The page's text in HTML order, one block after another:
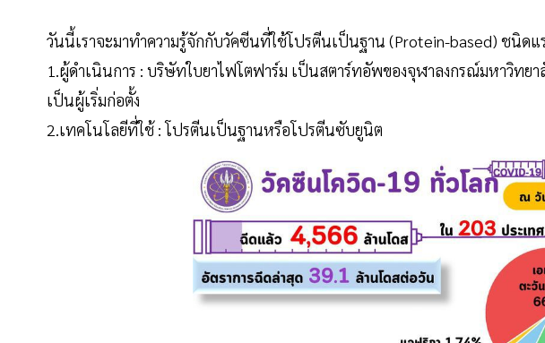
วันนี้เราจะมาทำความรู้จักกับวัคซีนที่ใช้โปรตีนเป็นฐาน (Protein-based) ชนิด
1.ผู้ดำเนินการ : บริษัทใบยาไฟโตฟาร์ม เป็นสตาร์ทอัพของจุฬาลงกรณ์มหาวิทย
เป็นผู้เริ่มก่อตั้ง
2.เทคโนโลยีที่ใช้ : โปรตีนเป็นฐานหรือโปรตีนซับยูนิต